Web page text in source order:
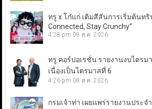
ทรู x โก๋แก่ เติมสีสันการเริ่มต้นทริ
Connected, Stay Crunchy”
4:28 pm 08 ส.ค. 2026
ทรู คอร์ปอเรชั่น รายงานงบไตรม
เนื่องเป็นไตรมาสที่ 6
4:26 pm 08 ส.ค. 2026
กรมเจ้าท่า เผยแพร่รายงานประ